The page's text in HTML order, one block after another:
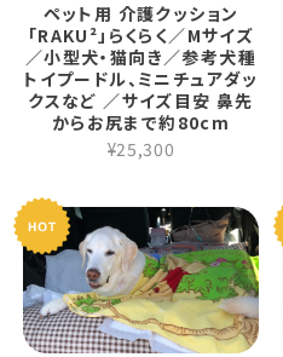
ペット用 介護クッション
「RAKU²」らくらく／Mサイズ
／小型犬・猫向き／参考犬種
トイプードル、ミニチュアダッ
クスなど ／サイズ目安 鼻先
からお尻まで約80cm
¥25,300